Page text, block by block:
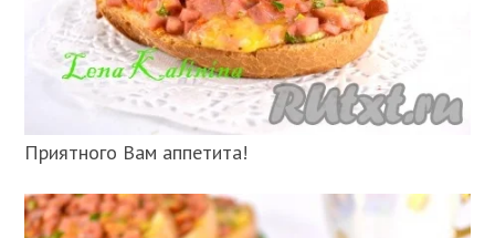
Приятного Вам аппетита!